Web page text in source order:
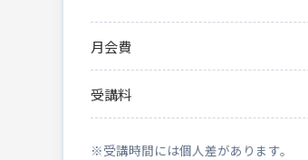
月会費
受講料
※受講時間には個人差があります。